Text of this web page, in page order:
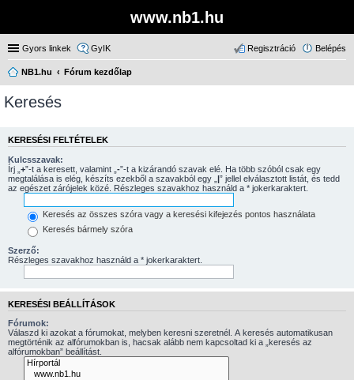
www.nb1.hu
Gyors linkek GyIK Belépés
Regisztráció
NB1.hu Fórum kezdőlap
Keresés
KERESÉSI FELTÉTELEK
Kulcsszavak:
Írj „ +”-t a keresett, valamint „ -”-t a kizárandó szavak elé. Ha több szóból csak egy
megtalálása is elég, készíts ezekből a szavakból egy „ |” jellel elválasztott listát, és tedd
az egészet zárójelek közé. Részleges szavakhoz használd a * jokerkaraktert.
Keresés az összes szóra vagy a keresési kifejezés pontos használata
Keresés bármely szóra
Szerző:
Részleges szavakhoz használd a * jokerkaraktert.
KERESÉSI BEÁLLÍTÁSOK
Fórumok:
Válaszd ki azokat a fórumokat, melyben keresni szeretnél. A keresés automatikusan
megtörténik az alfórumokban is, hacsak alább nem kapcsoltad ki a „keresés az
alfórumokban” beállítást.